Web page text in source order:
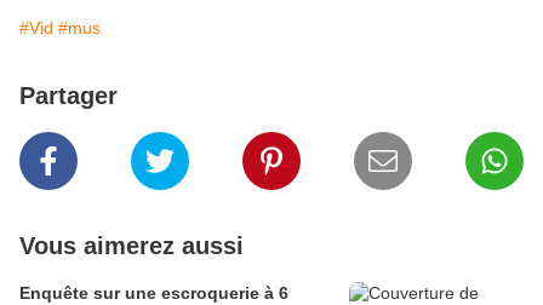
#Vid #mus
Partager
Vous aimerez aussi
Enquête sur une escroquerie à 6